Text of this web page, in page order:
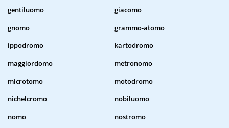
gentiluomo
giacomo
gnomo
grammo-atomo
ippodromo
kartodromo
maggiordomo
metronomo
microtomo
motodromo
nichelcromo
nobiluomo
nomo
nostromo